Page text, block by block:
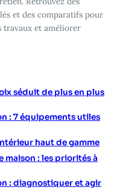
et des comparatifs pour
travaux et améliorer
séduit de plus en plus
: 7 équipements utiles
haut de gamme
maison : les priorités à
: diagnostiquer et agir